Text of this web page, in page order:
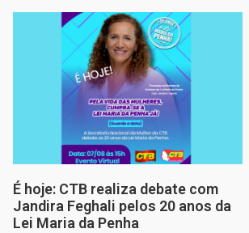
É hoje: CTB realiza debate com
Jandira Feghali pelos 20 anos da
Lei Maria da Penha